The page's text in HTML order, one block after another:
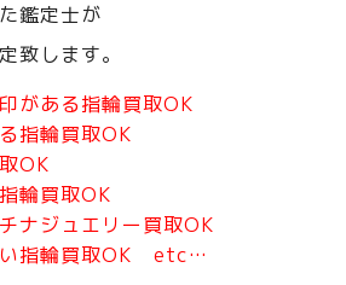
鑑定士が
致します。
がある指輪買取OK
指輪買取OK
OK
輪買取OK
ナジュエリー買取OK
い指輪買取OK etc…